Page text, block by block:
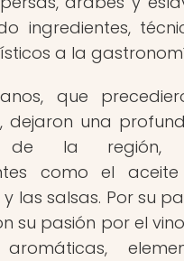
ingredientes,
a la
que
dejaron una
de la región,
como el
las salsas. Por su
su pasión por el
aromáticas,